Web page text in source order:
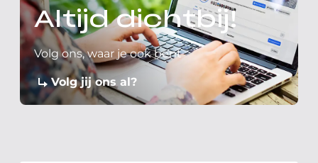
Altijd dichtbij!
Volg ons, waar je ook bent
Volg jij ons al?